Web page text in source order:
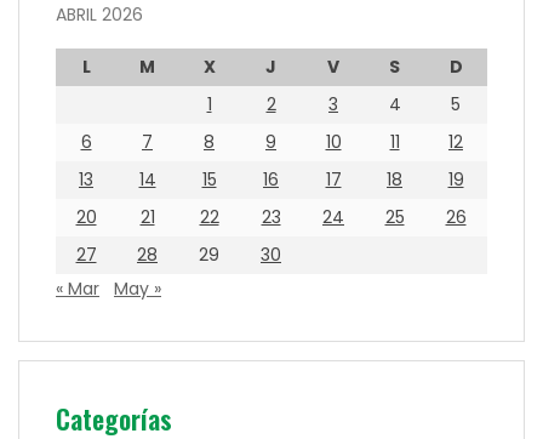
ABRIL 2026
L M X J V S
D
1
2 3 4
5
6
7 8 9 10 11
12
13
14 15 16 17 18
19
20
21 22 23 24 25
26
27
28 29
30
« Mar May »
Categorías